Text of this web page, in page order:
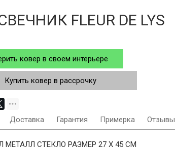
FLEUR DE LYS
ковер в своем интерьере
Купить ковер в рассрочку
Доставка Гарантия Примерка Отзывы
МЕТАЛЛ СТЕКЛО РАЗМЕР 27 X 45 СМ